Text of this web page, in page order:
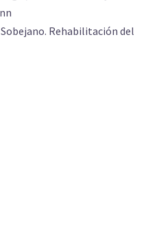
Rehabilitación del